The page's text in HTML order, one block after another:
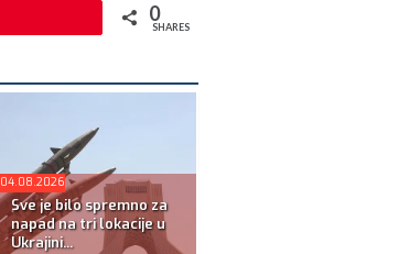
0
SHARES
04.08.2026
Sve je bilo spremno za
napad na tri lokacije u
Ukrajini...